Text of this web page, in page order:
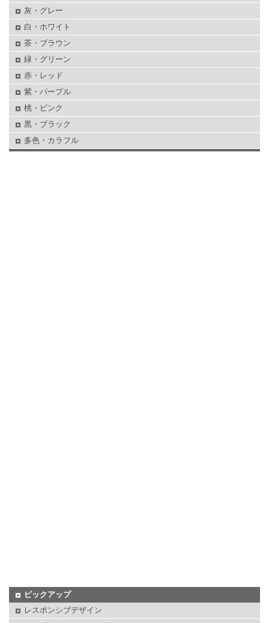
灰・グレー
白・ホワイト
茶・ブラウン
緑・グリーン
赤・レッド
紫・パープル
桃・ピンク
黒・ブラック
多色・カラフル
ピックアップ
レスポンシブデザイン